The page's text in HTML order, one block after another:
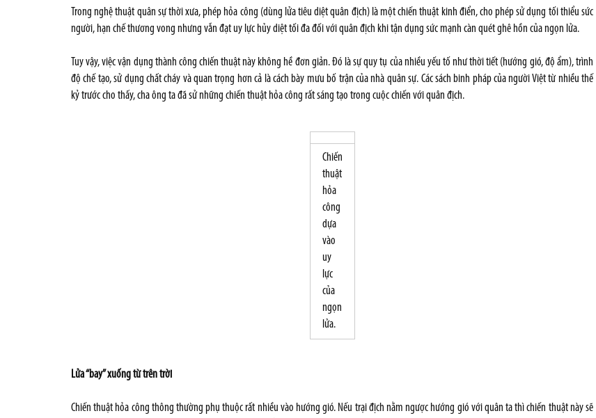
Trong nghệ thuật quân sự thời xưa, phép hỏa công (dùng lửa tiêu diệt quân địch) là một chiến thuật kinh điển, cho phép sử dụng tối thiểu sức
người, hạn chế thương vong nhưng vẫn đạt uy lực hủy diệt tối đa đối với quân địch khi tận dụng sức mạnh càn quét ghê hồn của ngọn lửa.
Tuy vậy, việc vận dụng thành công chiến thuật này không hề đơn giản. Đó là sự quy tụ của nhiều yếu tố như thời tiết (hướng gió, độ ẩm), trình
độ chế tạo, sử dụng chất cháy và quan trọng hơn cả là cách bày mưu bố trận của nhà quân sự. Các sách binh pháp của người Việt từ nhiều thế
kỷ trước cho thấy, cha ông ta đã sử những chiến thuật hỏa công rất sáng tạo trong cuộc chiến với quân địch.
Chiến
thuật
hỏa
công
dựa
vào
uy
lực
của
ngọn
lửa.
Lửa “bay” xuống từ trên trời
Chiến thuật hỏa công thông thường phụ thuộc rất nhiều vào hướng gió. Nếu trại địch nằm ngược hướng gió với quân ta thì chiến thuật này sẽ